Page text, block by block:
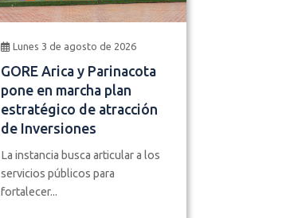
Lunes 3 de agosto de 2026
GORE Arica y Parinacota
pone en marcha plan
estratégico de atracción
de Inversiones
La instancia busca articular a los
servicios públicos para
fortalecer...